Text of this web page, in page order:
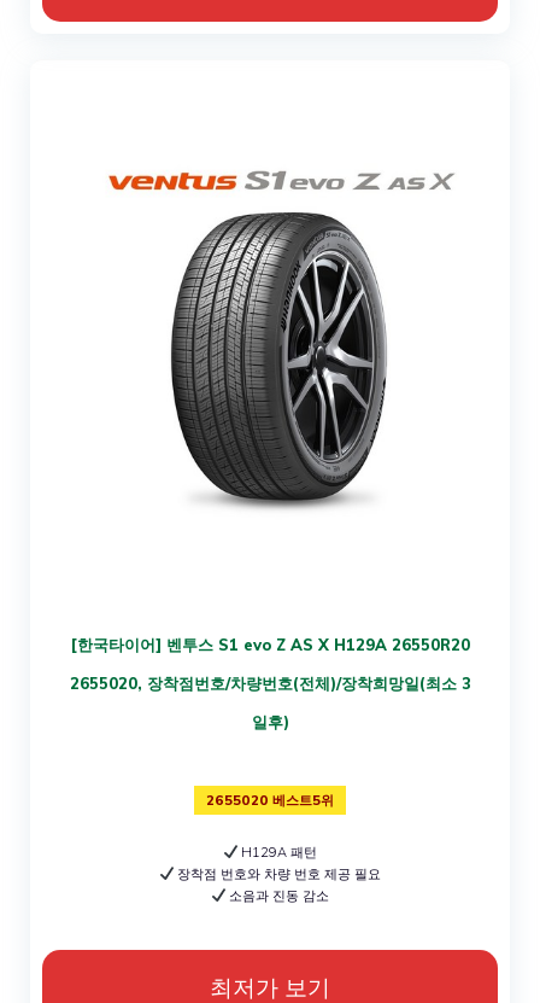
[한국타이어] 벤투스 S1 evo Z AS X H129A 26550R20
2655020, 장착점번호/차량번호(전체)/장착희망일(최소 3
일후)
2655020 베스트5위
H129A 패턴
장착점 번호와 차량 번호 제공 필요
소음과 진동 감소
최저가 보기